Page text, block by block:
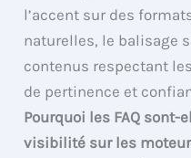
l’accent sur des
naturelles, le balisage
contenus respectant
de pertinence et
Pourquoi les FAQ
visibilité sur les